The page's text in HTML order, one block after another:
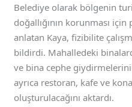
Belediye olarak bölgenin
doğallığının korunması için
anlatan Kaya, fizibilite
bildirdi. Mahalledeki
ve bina cephe
ayrıca restoran, kafe ve
oluşturulacağını aktardı.